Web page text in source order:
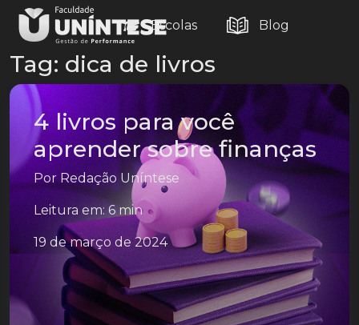
Escolas Blog
Tag: dica de livros
4 livros para você
aprender sobre finanças
PorRedação Uníntese
Leitura em: 6 min
19 de março de 2024